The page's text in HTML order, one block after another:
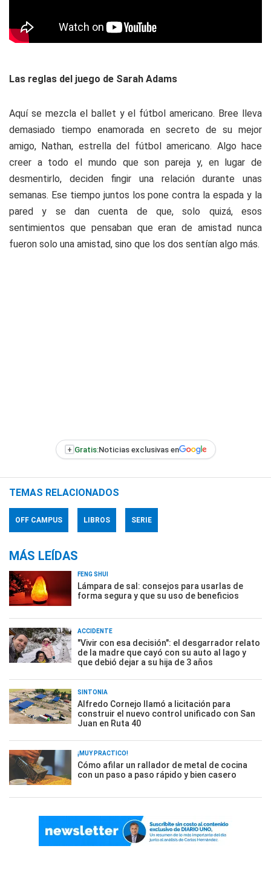
Las reglas del juego de Sarah Adams
Aquí se mezcla el ballet y el fútbol americano. Bree lleva
demasiado tiempo enamorada en secreto de su mejor
amigo, Nathan, estrella del fútbol americano. Algo hace
creer a todo el mundo que son pareja y, en lugar de
desmentirlo, deciden fingir una relación durante unas
semanas. Ese tiempo juntos los pone contra la espada y la
pared y se dan cuenta de que, solo quizá, esos
sentimientos que pensaban que eran de amistad nunca
fueron solo una amistad, sino que los dos sentían algo más.
+ Gratis:Noticias exclusivas en
TEMAS RELACIONADOS
OFF CAMPUS LIBROS SERIE
MÁS LEÍDAS
FENG SHUI
Lámpara de sal: consejos para usarlas de
forma segura y que su uso de beneficios
ACCIDENTE
"Vivir con esa decisión": el desgarrador relato
de la madre que cayó con su auto al lago y
que debió dejar a su hija de 3 años
SINTONÍA
Alfredo Cornejo llamó a licitación para
construir el nuevo control unificado con San
Juan en Ruta 40
¡MUY PRÁCTICO!
Cómo afilar un rallador de metal de cocina
con un paso a paso rápido y bien casero